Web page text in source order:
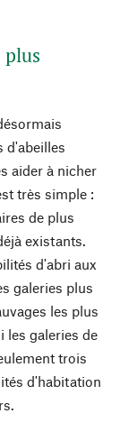
d'abeilles
aider à nicher
très simple :
de plus
existants.
d'abri aux
galeries plus
les plus
les galeries de
trois
d'habitation